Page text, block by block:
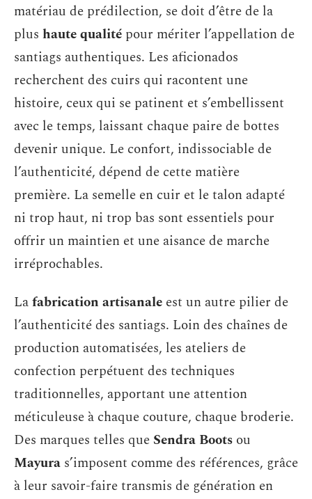
matériau de prédilection, se doit d’être de la
plus haute qualité pour mériter l’appellation de
santiags authentiques. Les aficionados
recherchent des cuirs qui racontent une
histoire, ceux qui se patinent et s’embellissent
avec le temps, laissant chaque paire de bottes
devenir unique. Le confort, indissociable de
l’authenticité, dépend de cette matière
première. La semelle en cuir et le talon adapté
ni trop haut, ni trop bas sont essentiels pour
offrir un maintien et une aisance de marche
irréprochables.
Lafabrication artisanale est un autre pilier de
l’authenticité des santiags. Loin des chaînes de
production automatisées, les ateliers de
confection perpétuent des techniques
traditionnelles, apportant une attention
méticuleuse à chaque couture, chaque broderie.
Des marques telles que Sendra Boots ou
Mayura s’imposent comme des références, grâce
à leur savoir-faire transmis de génération en